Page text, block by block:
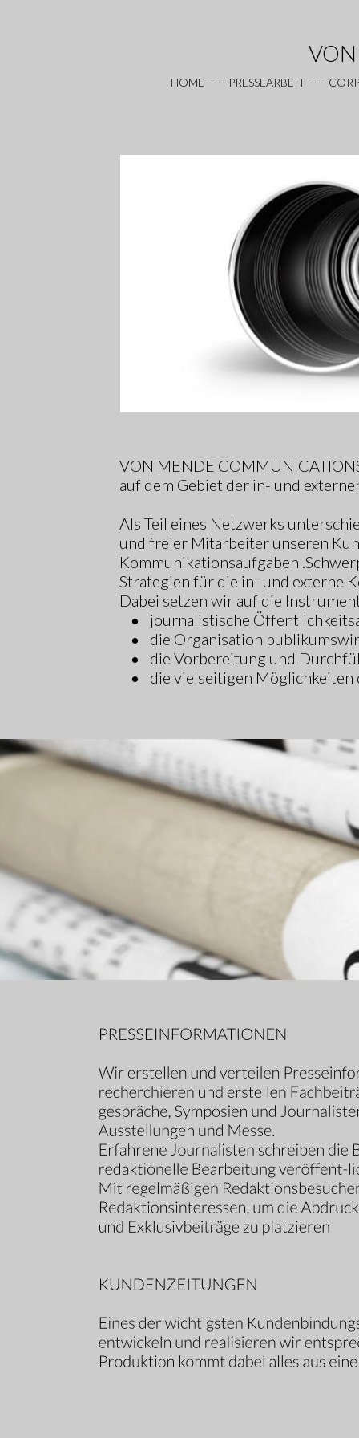
VON MENDE
auf dem Gebiet der in- und
Als Teil eines Netzwerks
und freier Mitarbeiter unseren
Kommunikationsaufgaben
Strategien für die in- und externe
Dabei setzen wir auf die
• journalistische
• die Organisation
• die Vorbereitung und
• die vielseitigen
HOME------PRESSEARBEIT------